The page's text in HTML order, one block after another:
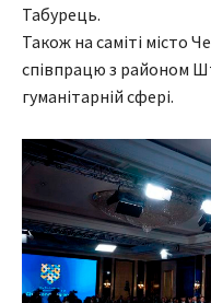
Табурець.
Також на саміті місто
співпрацю з районом
гуманітарній сфері.